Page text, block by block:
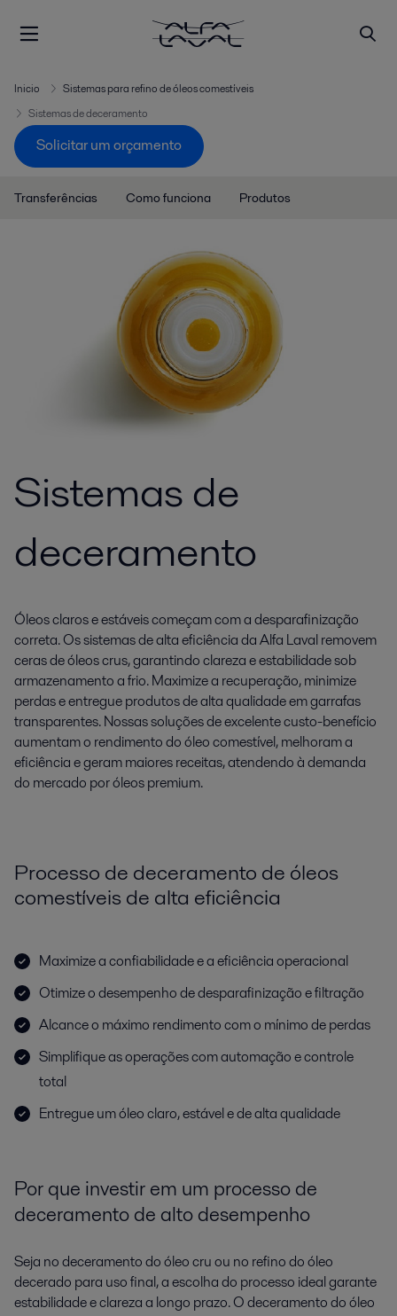
Inicio
Sistemas para refino de óleos comestíveis
Sistemas de deceramento
Solicitar um orçamento
Transferências Como funciona Produtos
Sistemas de
deceramento
Óleos claros e estáveis começam com a desparafinização
correta. Os sistemas de alta eficiência da Alfa Laval removem
ceras de óleos crus, garantindo clareza e estabilidade sob
armazenamento a frio. Maximize a recuperação, minimize
perdas e entregue produtos de alta qualidade em garrafas
transparentes. Nossas soluções de excelente custo-benefício
aumentam o rendimento do óleo comestível, melhoram a
eficiência e geram maiores receitas, atendendo à demanda
do mercado por óleos premium.
Processo de deceramento de óleos
comestíveis de alta eficiência
Maximize a confiabilidade e a eficiência operacional
Otimize o desempenho de desparafinização e filtração
Alcance o máximo rendimento com o mínimo de perdas
Simplifique as operações com automação e controle
total
Entregue um óleo claro, estável e de alta qualidade
Por que investir em um processo de
deceramento de alto desempenho
Seja no deceramento do óleo cru ou no refino do óleo
decerado para uso final, a escolha do processo ideal garante
estabilidade e clareza a longo prazo. O deceramento do óleo